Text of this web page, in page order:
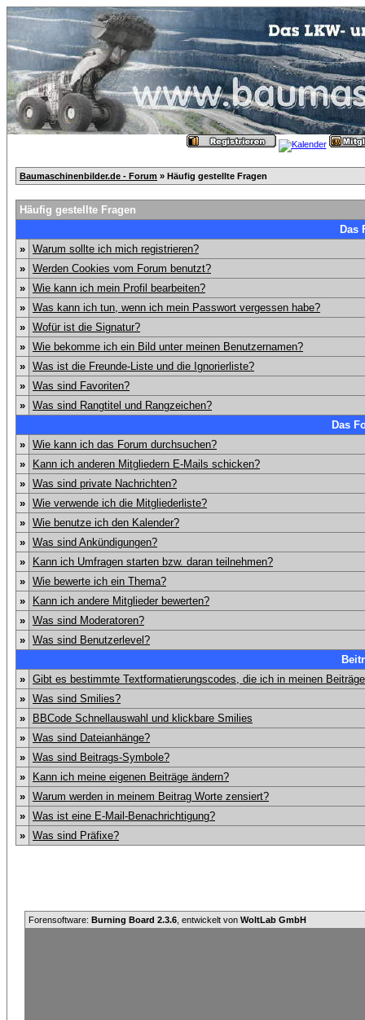
Baumaschinenbilder.de - Forum » Häufig gestellte Fragen
Häufig gestellte Fragen
Das
» Warum sollte ich mich registrieren?
» Werden Cookies vom Forum benutzt?
» Wie kann ich mein Profil bearbeiten?
» Was kann ich tun, wenn ich mein Passwort vergessen habe?
» Wofür ist die Signatur?
» Wie bekomme ich ein Bild unter meinen Benutzernamen?
» Was ist die Freunde-Liste und die Ignorierliste?
» Was sind Favoriten?
» Was sind Rangtitel und Rangzeichen?
Das
» Wie kann ich das Forum durchsuchen?
»
Kann ich anderen Mitgliedern E-Mails schicken?
» Was sind private Nachrichten?
» Wie verwende ich die Mitgliederliste?
» Wie benutze ich den Kalender?
» Was sind Ankündigungen?
»
Kann ich Umfragen starten bzw. daran teilnehmen?
» Wie bewerte ich ein Thema?
»
Kann ich andere Mitglieder bewerten?
» Was sind Moderatoren?
» Was sind Benutzerlevel?
» Gibt es bestimmte Textformatierungscodes, die ich in meinen
» Was sind Smilies?
»
BBCode Schnellauswahl und klickbare Smilies
» Was sind Dateianhänge?
» Was sind Beitrags-Symbole?
»
Kann ich meine eigenen Beiträge ändern?
» Warum werden in meinem Beitrag Worte zensiert?
» Was ist eine E-Mail-Benachrichtigung?
» Was sind Präfixe?
Forensoftware: Burning Board 2.3.6 , entwickelt von WoltLab GmbH